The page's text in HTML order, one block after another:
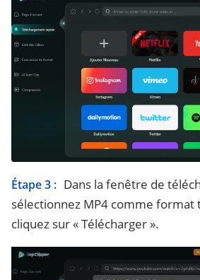
Étape 3 : Dans la fenêtre de
sélectionnez MP4 comme
cliquez sur « Télécharger ».